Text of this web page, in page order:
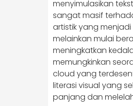
menyimulasikan
sangat masif
artistik yang
melainkan mulai
meningkatkan
memungkinkan
cloud yang
literasi visual yang
panjang dan